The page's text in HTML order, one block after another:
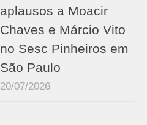
aplausos a Moacir
Chaves e Márcio Vito
no Sesc Pinheiros em
São Paulo
20/07/2026